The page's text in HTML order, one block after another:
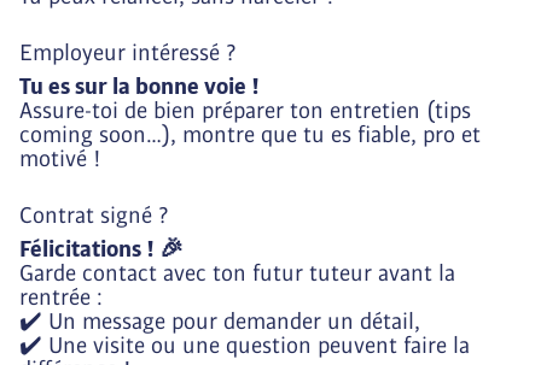
Employeur intéressé ?
Tu es sur la bonne voie !
Assure-toi de bien préparer ton entretien (tips
coming soon…), montre que tu es fiable, pro et
motivé !
Contrat signé ?
Félicitations ! 🎉
Garde contact avec ton futur tuteur avant la
rentrée :
✔️ Un message pour demander un détail,
✔️ Une visite ou une question peuvent faire la